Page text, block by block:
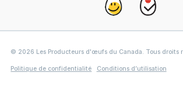
© 2026 Les Producteurs d'œufs du Canada. Tous droits
Politique de confidentialité Conditions d’utilisation